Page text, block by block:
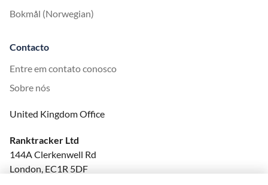
Bokmål (Norwegian)
Contacto
Entre em contato conosco
Sobre nós
United Kingdom Office
Ranktracker Ltd
144A Clerkenwell Rd
London, EC1R 5DF